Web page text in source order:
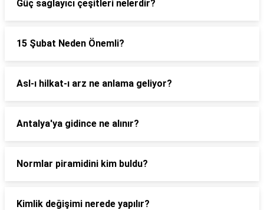
Güç sağlayıcı çeşitleri nelerdir?
15 Şubat Neden Önemli?
Asl-ı hilkat-ı arz ne anlama geliyor?
Antalya'ya gidince ne alınır?
Normlar piramidini kim buldu?
Kimlik değişimi nerede yapılır?